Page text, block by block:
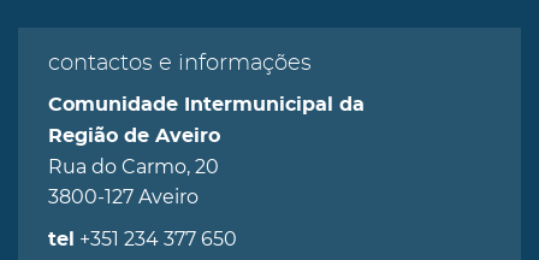
contactos e informações
Comunidade Intermunicipal da
Região de Aveiro
Rua do Carmo, 20
3800-127 Aveiro
tel +351 234 377 650